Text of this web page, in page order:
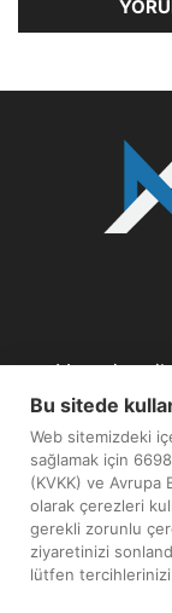
Maramiro;
alanlarıın
ilgili güncel
İletişim:
Bu sitede
Web sitemizdeki
sağlamak için
(KVKK) ve Avrupa
olarak çerezleri
gerekli zorunlu
ziyaretinizi
lütfen